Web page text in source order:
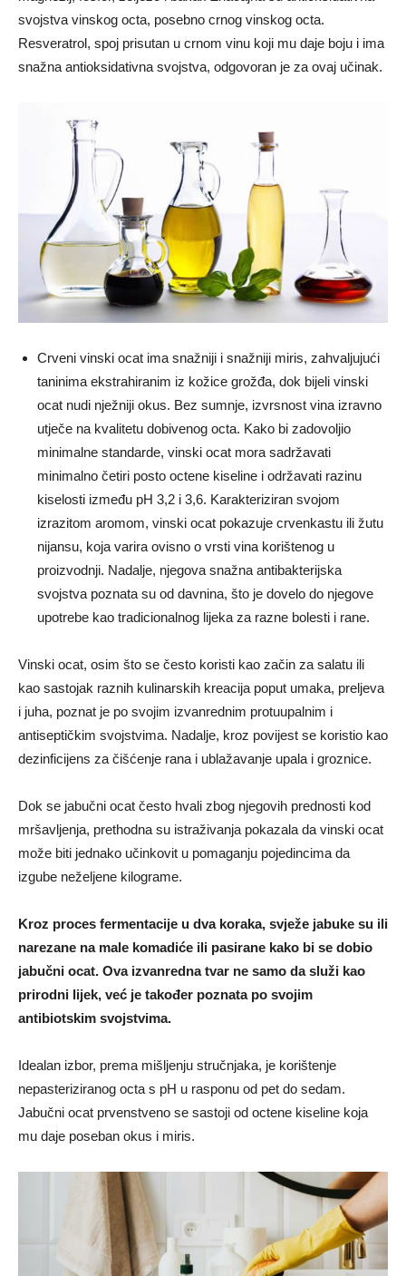
svojstva vinskog octa, posebno crnog vinskog octa.
Resveratrol, spoj prisutan u crnom vinu koji mu daje boju i ima
snažna antioksidativna svojstva, odgovoran je za ovaj učinak.
Crveni vinski ocat ima snažniji i snažniji miris, zahvaljujući
taninima ekstrahiranim iz kožice grožđa, dok bijeli vinski
ocat nudi nježniji okus. Bez sumnje, izvrsnost vina izravno
utječe na kvalitetu dobivenog octa. Kako bi zadovoljio
minimalne standarde, vinski ocat mora sadržavati
minimalno četiri posto octene kiseline i održavati razinu
kiselosti između pH 3,2 i 3,6. Karakteriziran svojom
izrazitom aromom, vinski ocat pokazuje crvenkastu ili žutu
nijansu, koja varira ovisno o vrsti vina korištenog u
proizvodnji. Nadalje, njegova snažna antibakterijska
svojstva poznata su od davnina, što je dovelo do njegove
upotrebe kao tradicionalnog lijeka za razne bolesti i rane.
Vinski ocat, osim što se često koristi kao začin za salatu ili
kao sastojak raznih kulinarskih kreacija poput umaka, preljeva
i juha, poznat je po svojim izvanrednim protuupalnim i
antiseptičkim svojstvima. Nadalje, kroz povijest se koristio kao
dezinficijens za čišćenje rana i ublažavanje upala i groznice.
Dok se jabučni ocat često hvali zbog njegovih prednosti kod
mršavljenja, prethodna su istraživanja pokazala da vinski ocat
može biti jednako učinkovit u pomaganju pojedincima da
izgube neželjene kilograme.
Kroz proces fermentacije u dva koraka, svježe jabuke su ili
narezane na male komadiće ili pasirane kako bi se dobio
jabučni ocat. Ova izvanredna tvar ne samo da služi kao
prirodni lijek, već je također poznata po svojim
antibiotskim svojstvima.
Idealan izbor, prema mišljenju stručnjaka, je korištenje
nepasteriziranog octa s pH u rasponu od pet do sedam.
Jabučni ocat prvenstveno se sastoji od octene kiseline koja
mu daje poseban okus i miris.